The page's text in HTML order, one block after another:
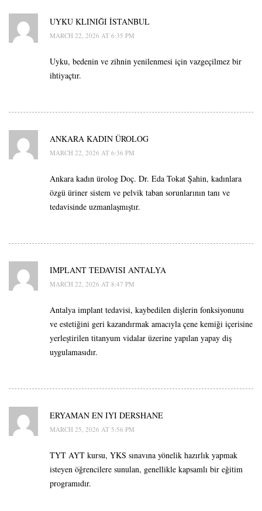
UYKU KLINIĞI İSTANBUL
MARCH 22, 2026 AT 6:35 PM
Uyku, bedenin ve zihnin yenilenmesi için vazgeçilmez bir
ihtiyaçtır.
ANKARA KADIN ÜROLOG
MARCH 22, 2026 AT 6:36 PM
Ankara kadın ürolog Doç. Dr. Eda Tokat Şahin, kadınlara
özgü üriner sistem ve pelvik taban sorunlarının tanı ve
tedavisinde uzmanlaşmıştır.
IMPLANT TEDAVISI ANTALYA
MARCH 22, 2026 AT 8:47 PM
Antalya implant tedavisi, kaybedilen dişlerin fonksiyonunu
ve estetiğini geri kazandırmak amacıyla çene kemiği içerisine
yerleştirilen titanyum vidalar üzerine yapılan yapay diş
uygulamasıdır.
ERYAMAN EN IYI DERSHANE
MARCH 25, 2026 AT 5:56 PM
TYT AYT kursu, YKS sınavına yönelik hazırlık yapmak
isteyen öğrencilere sunulan, genellikle kapsamlı bir eğitim
programıdır.